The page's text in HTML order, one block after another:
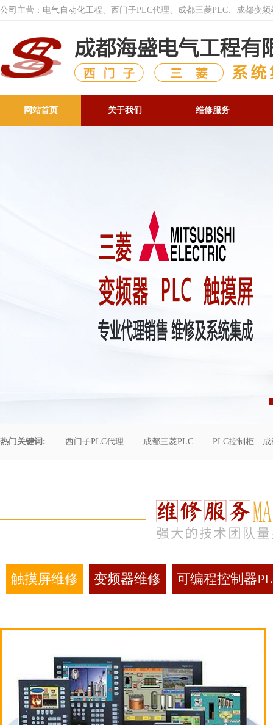
公司主营：电气自动化工程、西门子PLC代理、成都三菱PLC、成都变
网站首页 关于我们 维修服务
热门关键词: 西门子PLC代理 成都三菱PLC PLC控制柜
触摸屏维修 变频器维修 可编程控制器